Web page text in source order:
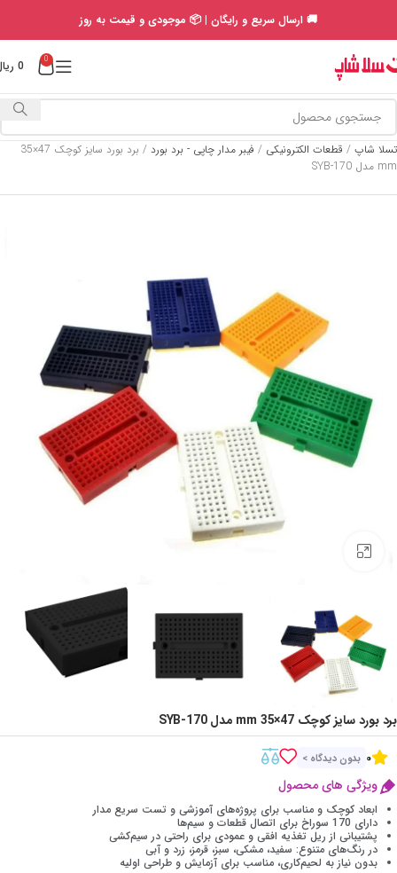
🚚 ارسال سریع و رایگان | 📦 موجودی و قیمت به روز
0
0
تسلا شاپ / قطعات الکترونیکی / فیبر مدار چاپی - برد بورد /
برد بورد سایز کوچک 47×35
mm مدل SYB-170
برد بورد سایز کوچک 47×35 mm مدل SYB-170
0 بدون دیدگاه >
ویژگی های محصول
ابعاد کوچک و مناسب برای پروژه‌های آموزشی و تست سریع مدار
دارای 170 سوراخ برای اتصال قطعات و سیم‌ها
پشتیبانی از ریل تغذیه افقی و عمودی برای راحتی در سیم‌کشی
در رنگ‌های متنوع: سفید، مشکی، سبز، قرمز، زرد و آبی
بدون نیاز به لحیم‌کاری، مناسب برای آزمایش و طراحی اولیه